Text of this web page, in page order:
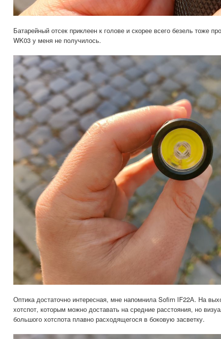
Батарейный отсек приклеен к голове и скорее всего безель тоже
WK03 у меня не получилось.
Оптика достаточно интересная, мне напомнила Sofirn IF22А. На
хотспот, которым можно доставать на средние расстояния, но
большого хотспота плавно расходящегося в боковую засветку.